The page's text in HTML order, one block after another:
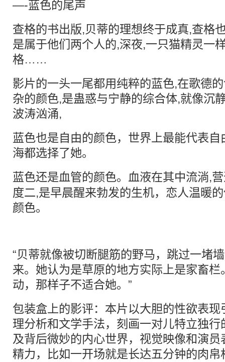
—-蓝色的尾声
查格的书出版,贝蒂的理想终于成真,查格
是属于他们两个人的,深夜,一只猫精灵一
格……
影片的一头一尾都用纯粹的蓝色,在歌德
杂的颜色,是蛊惑与宁静的综合体,就像沉
波涛汹涌,
蓝色也是自由的颜色，世界上最能代表
海都选择了她。
蓝色还是血管的颜色。血液在其中流淌,
度二,是早晨醒来勃发的生机，恋人温暖
颜色。
“贝蒂就像被切断腿筋的野马，跳过一堵
来。她认为是草原的地方实际上是家畜
动，那样子不适合她。”
包装盒上的影评：本片以大胆的性欲表
理分析和文学手法，刻画一对儿特立独
及背后微妙的内心世界，视觉映像和演
精力，比如一开场就是长达五分钟的肉